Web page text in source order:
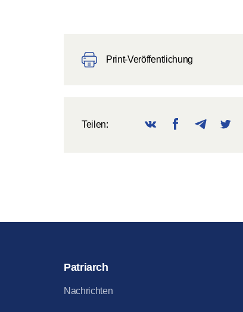
Print-Veröffentlichung
Teilen:
Patriarch
Nachrichten